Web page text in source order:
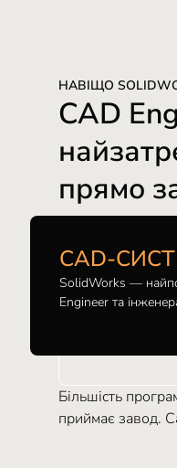
НАВІЩО
CAD
прямо
CAD-
SolidWorks —
Engineer та
Більшість
приймає завод.